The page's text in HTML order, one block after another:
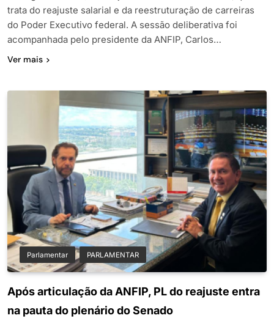
trata do reajuste salarial e da reestruturação de carreiras
do Poder Executivo federal. A sessão deliberativa foi
acompanhada pelo presidente da ANFIP, Carlos…
Ver mais
Parlamentar PARLAMENTAR
Após articulação da ANFIP, PL do reajuste entra
na pauta do plenário do Senado